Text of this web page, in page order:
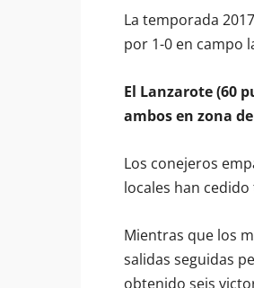
La temporada
por 1-0 en campo
El Lanzarote (60
ambos en zona
Los conejeros
locales han
Mientras que los
salidas seguidas
obtenido seis